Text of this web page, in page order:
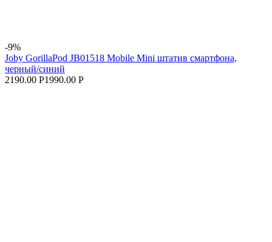
-9%
Joby GorillaPod JB01518 Mobile Mini штатив смартфона,
черный/синий
2190.00 Р1990.00 Р